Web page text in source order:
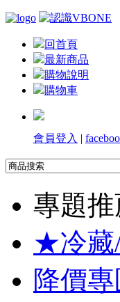
回首頁
最新商品
購物說明
購物車
會員登入 |
專題推
★冷藏
降價